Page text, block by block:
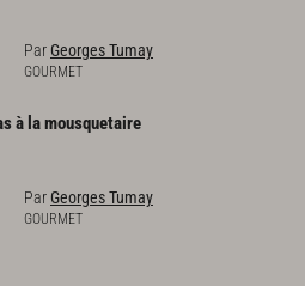
ParGeorges Tumay
GOURMET
à lamousquetaire
ParGeorges Tumay
GOURMET